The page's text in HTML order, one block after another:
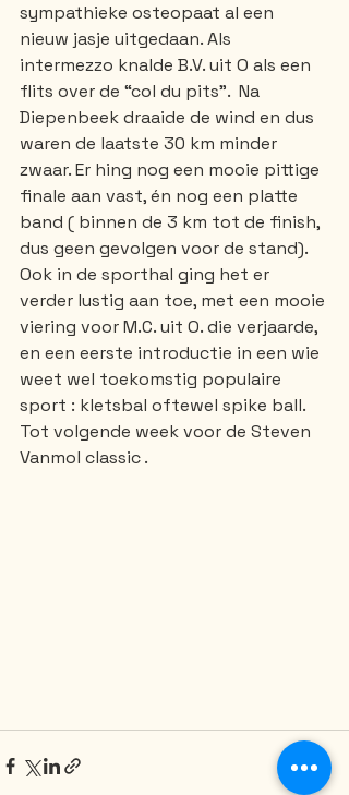
sympathieke osteopaat al een
nieuw jasje uitgedaan. Als
intermezzo knalde B.V. uit O als een
flits over de “col du pits”.  Na
Diepenbeek draaide de wind en dus
waren de laatste 30 km minder
zwaar. Er hing nog een mooie pittige
finale aan vast, én nog een platte
band ( binnen de 3 km tot de finish,
dus geen gevolgen voor de stand).
Ook in de sporthal ging het er
verder lustig aan toe, met een mooie
viering voor M.C. uit O. die verjaarde,
en een eerste introductie in een wie
weet wel toekomstig populaire
sport : kletsbal oftewel spike ball.
Tot volgende week voor de Steven
Vanmol classic .